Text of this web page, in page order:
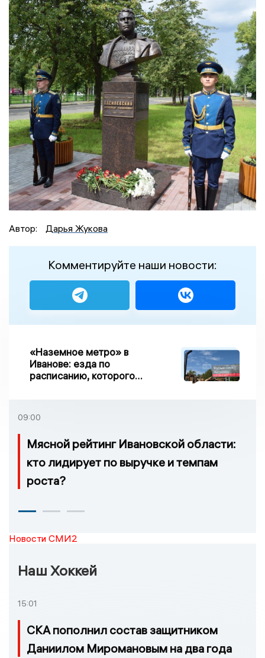
Автор: Дарья Жукова
Комментируйте наши новости:
«Наземное метро» в
Иванове: езда по
расписанию, которого
09:00
Мясной рейтинг Ивановской области:
кто лидирует по выручке и темпам
роста?
Новости СМИ2
Наш Хоккей
15:01
СКА пополнил состав защитником
Даниилом Миромановым на два года